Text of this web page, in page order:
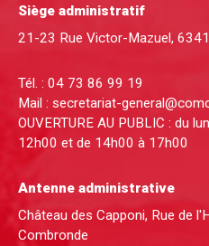
Siège administratif
21-23 Rue Victor-Mazuel,
Tél. : 04 73 86 99 19
Mail : secretariat-
OUVERTURE AU PUBLIC : du
12h00 et de 14h00 à 17h00
Antenne administrative
Château des Capponi, Rue de
Combronde